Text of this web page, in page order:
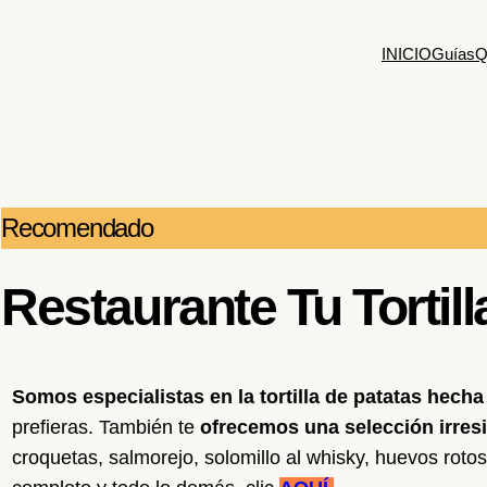
INICIOGuías
Recomendado
Restaurante Tu
Somos especialistas en la tortilla de patatas
prefieras. También te ofrecemos una selección
croquetas, salmorejo, solomillo al whisky, huevos